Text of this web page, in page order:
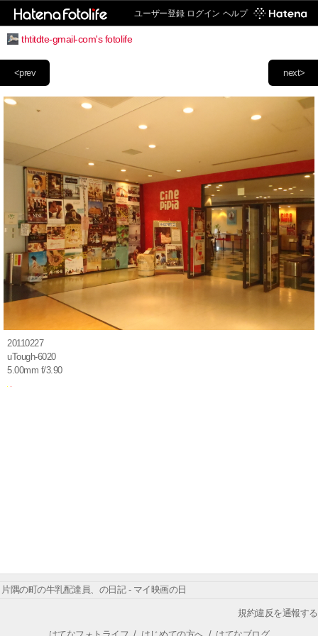
ユーザー登録 ログイン ヘルプ
thtitdte-gmail-com's fotolife
next>
<prev
20110227
uTough-6020
5.00mm f/3.90
片隅の町の牛乳配達員、の日記 - マイ映画の日
規約違反を通報する